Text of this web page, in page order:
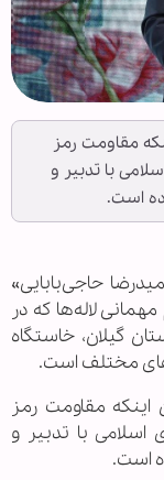
مقاومت رمز
با تدبیر و
است.
حاجی‌بابایی»
1403 در مراسم مهمانی لاله‌ها که در
گیلان، خاستگاه
مختلف است.
مقاومت رمز
با تدبیر و
است.